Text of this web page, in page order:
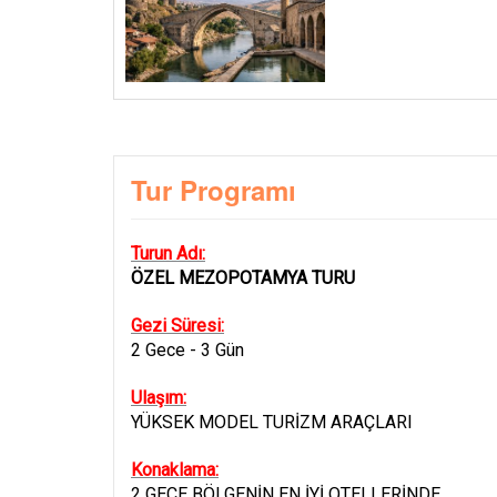
Tur Programı
Turun Adı:
ÖZEL MEZOPOTAMYA TURU
Gezi Süresi:
2 Gece - 3 Gün
Ulaşım:
YÜKSEK MODEL TURİZM ARAÇLARI
Konaklama: